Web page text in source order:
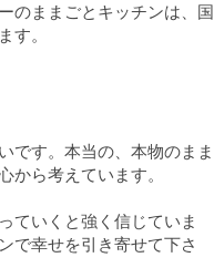
のままごとキッチンは、国
す。
です。本当の、本物のまま
から考えています。
ていくと強く信じていま
で幸せを引き寄せて下さ